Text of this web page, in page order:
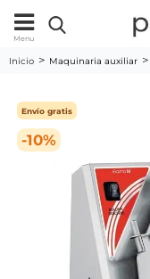
Menu
Inicio Maquinaria auxiliar
-10%
Envío gratis